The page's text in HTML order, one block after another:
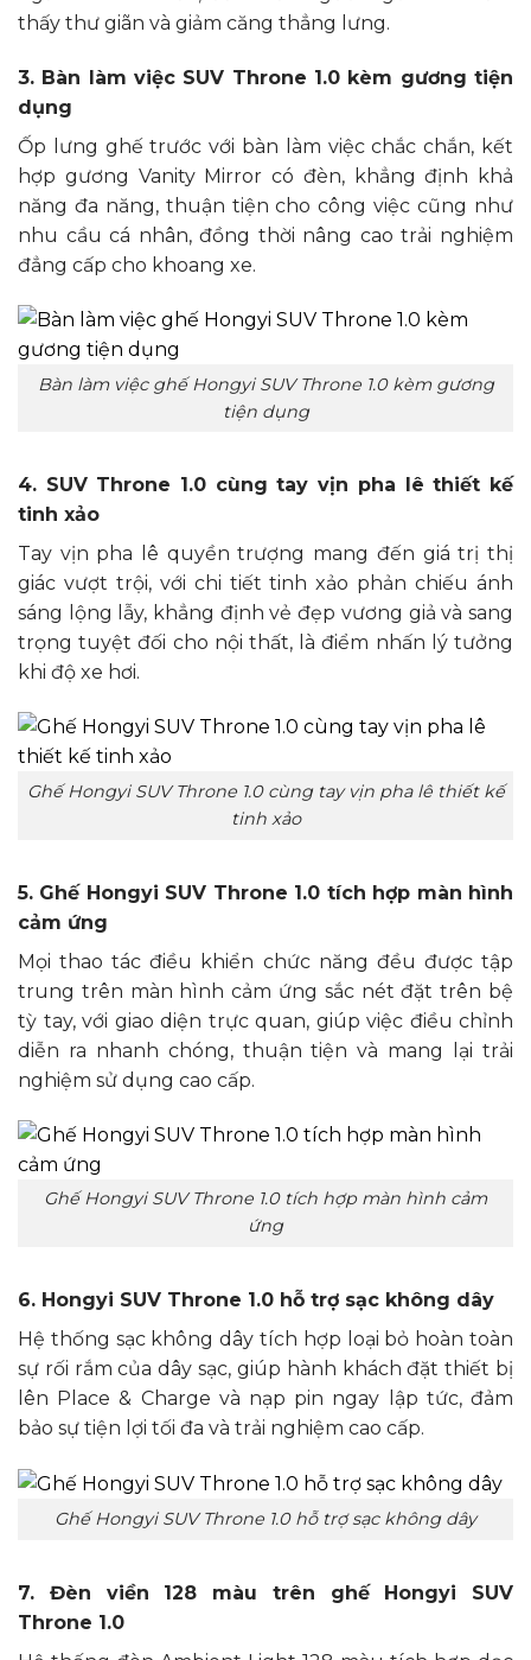
thấy thư giãn và giảm căng thẳng lưng.
3. Bàn làm việc SUV Throne 1.0 kèm gương tiện
dụng
Ốp lưng ghế trước với bàn làm việc chắc chắn, kết
hợp gương Vanity Mirror có đèn, khẳng định khả
năng đa năng, thuận tiện cho công việc cũng như
nhu cầu cá nhân, đồng thời nâng cao trải nghiệm
đẳng cấp cho khoang xe.
Bàn làm việc ghế Hongyi SUV Throne 1.0 kèm gương
tiện dụng
4. SUV Throne 1.0 cùng tay vịn pha lê thiết kế
tinh xảo
Tay vịn pha lê quyền trượng mang đến giá trị thị
giác vượt trội, với chi tiết tinh xảo phản chiếu ánh
sáng lộng lẫy, khẳng định vẻ đẹp vương giả và sang
trọng tuyệt đối cho nội thất, là điểm nhấn lý tưởng
khi độ xe hơi.
Ghế Hongyi SUV Throne 1.0 cùng tay vịn pha lê thiết kế
tinh xảo
5. Ghế Hongyi SUV Throne 1.0 tích hợp màn hình
cảm ứng
Mọi thao tác điều khiển chức năng đều được tập
trung trên màn hình cảm ứng sắc nét đặt trên bệ
tỳ tay, với giao diện trực quan, giúp việc điều chỉnh
diễn ra nhanh chóng, thuận tiện và mang lại trải
nghiệm sử dụng cao cấp.
Ghế Hongyi SUV Throne 1.0 tích hợp màn hình cảm
ứng
6. Hongyi SUV Throne 1.0 hỗ trợ sạc không dây
Hệ thống sạc không dây tích hợp loại bỏ hoàn toàn
sự rối rắm của dây sạc, giúp hành khách đặt thiết bị
lên Place & Charge và nạp pin ngay lập tức, đảm
bảo sự tiện lợi tối đa và trải nghiệm cao cấp.
Ghế Hongyi SUV Throne 1.0 hỗ trợ sạc không dây
7. Đèn viền 128 màu trên ghế Hongyi SUV
Throne 1.0